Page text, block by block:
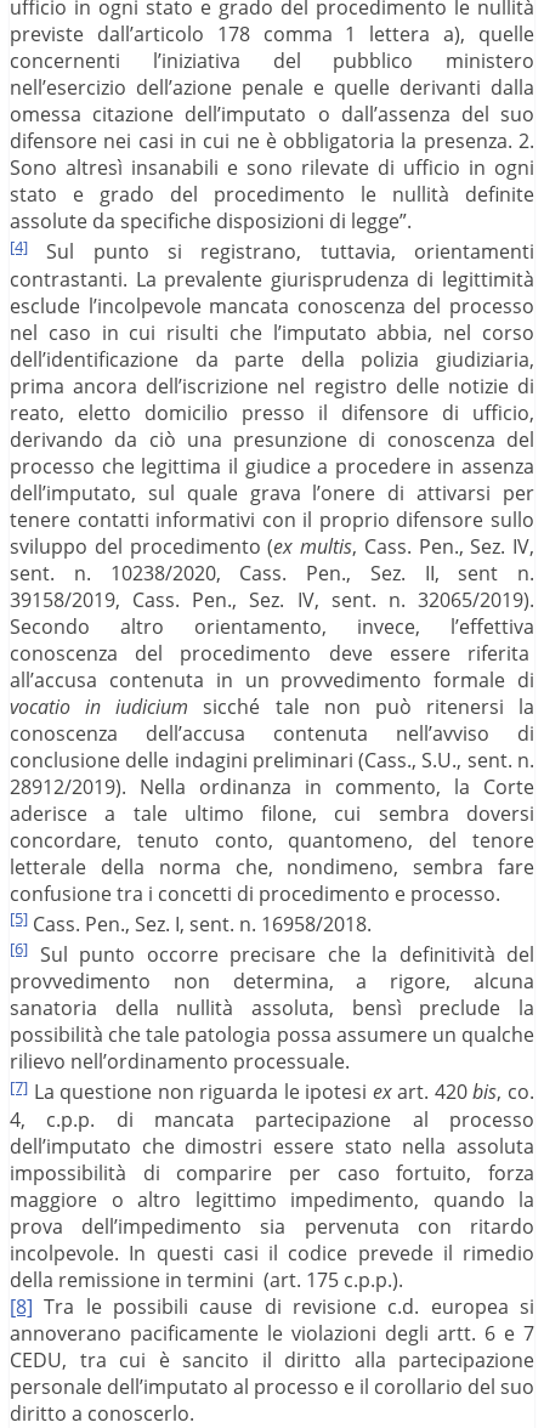
ufficio in ogni stato e grado del procedimento le nullità
previste dall’articolo 178 comma 1 lettera a), quelle
concernenti l’iniziativa del pubblico ministero
nell’esercizio dell’azione penale e quelle derivanti dalla
omessa citazione dell’imputato o dall’assenza del suo
difensore nei casi in cui ne è obbligatoria la presenza. 2.
Sono altresì insanabili e sono rilevate di ufficio in ogni
stato e grado del procedimento le nullità definite
assolute da specifiche disposizioni di legge”.
[4]
Sul punto si registrano, tuttavia, orientamenti
contrastanti. La prevalente giurisprudenza di legittimità
esclude l’incolpevole mancata conoscenza del processo
nel caso in cui risulti che l’imputato abbia, nel corso
dell’identificazione da parte della polizia giudiziaria,
prima ancora dell’iscrizione nel registro delle notizie di
reato, eletto domicilio presso il difensore di ufficio,
derivando da ciò una presunzione di conoscenza del
processo che legittima il giudice a procedere in assenza
dell’imputato, sul quale grava l’onere di attivarsi per
tenere contatti informativi con il proprio difensore sullo
sviluppo del procedimento (ex multis, Cass. Pen., Sez. IV,
sent. n. 10238/2020, Cass. Pen., Sez. II, sent n.
39158/2019, Cass. Pen., Sez. IV, sent. n. 32065/2019).
Secondo altro orientamento, invece, l’effettiva
conoscenza del procedimento deve essere riferita
all’accusa contenuta in un provvedimento formale di
vocatio in iudiciumsicché tale non può ritenersi la
conoscenza dell’accusa contenuta nell’avviso di
conclusione delle indagini preliminari (Cass., S.U., sent. n.
28912/2019). Nella ordinanza in commento, la Corte
aderisce a tale ultimo filone, cui sembra doversi
concordare, tenuto conto, quantomeno, del tenore
letterale della norma che, nondimeno, sembra fare
confusione tra i concetti di procedimento e processo.
[5] Cass. Pen., Sez. I, sent. n. 16958/2018.
[6] Sul punto occorre precisare che la definitività del
provvedimento non determina, a rigore, alcuna
sanatoria della nullità assoluta, bensì preclude la
possibilità che tale patologia possa assumere un qualche
rilievo nell’ordinamento processuale.
[7] La questione non riguarda le ipotesi exart. 420bis, co.
4, c.p.p. di mancata partecipazione al processo
dell’imputato che dimostri essere stato nella assoluta
impossibilità di comparire per caso fortuito, forza
maggiore o altro legittimo impedimento, quando la
prova dell’impedimento sia pervenuta con ritardo
incolpevole. In questi casi il codice prevede il rimedio
della remissione in termini (art. 175 c.p.p.).
[8] Tra le possibili cause di revisione c.d. europea si
annoverano pacificamente le violazioni degli artt. 6 e 7
CEDU, tra cui è sancito il diritto alla partecipazione
personale dell’imputato al processo e il corollario del suo
diritto a conoscerlo.